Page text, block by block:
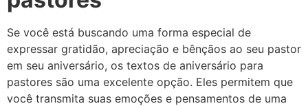
Se você está buscando uma forma especial de
expressar gratidão, apreciação e bênçãos ao seu pastor
em seu aniversário, os textos de aniversário para
pastores são uma excelente opção. Eles permitem que
você transmita suas emoções e pensamentos de uma